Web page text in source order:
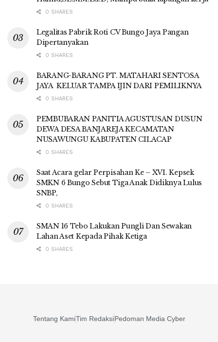
0 SHARES
Legalitas Pabrik Roti CV Bungo Jaya Pangan
Dipertanyakan
0 SHARES
BARANG-BARANG PT. MATAHARI SENTOSA
JAYA KELUAR TAMPA IJIN DARI PEMILIKNYA
0 SHARES
PEMBUBARAN PANITIA AGUSTUSAN DUSUN
DEWA DESA BANJAREJA KECAMATAN
NUSAWUNGU KABUPATEN CILACAP
0 SHARES
Saat Acara gelar Perpisahan Ke – XVI. Kepsek
SMKN 6 Bungo Sebut Tiga Anak Didiknya Lulus
SNBP,
0 SHARES
SMAN 16 Tebo Lakukan Pungli Dan Sewakan
Lahan Aset Kepada Pihak Ketiga
0 SHARES
Tentang KamiTim RedaksiPedoman Media Cyber